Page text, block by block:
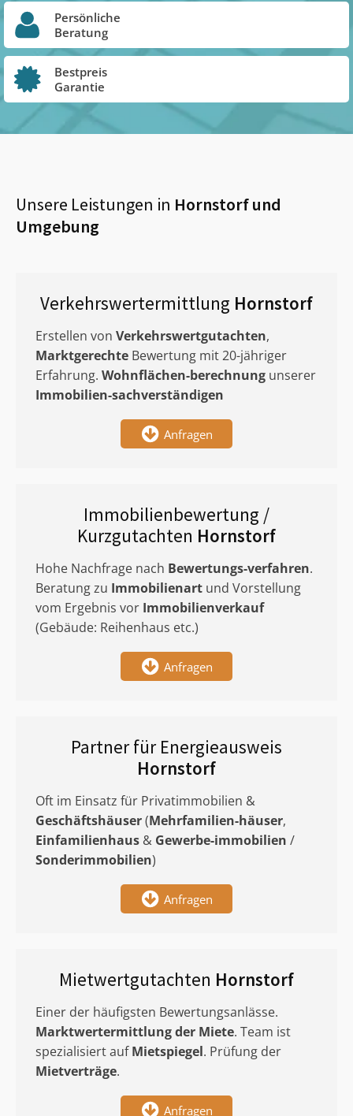
Persönliche
Beratung
Bestpreis
Garantie
Unsere Leistungen in Hornstorfund
Umgebung
Verkehrswertermittlung Hornstorf
Erstellen von Verkehrswertgutachten,
Marktgerechte Bewertung mit 20-jähriger
Erfahrung. Wohnflächen-berechnung unserer
Immobilien-sachverständigen
Anfragen
Immobilienbewertung /
Kurzgutachten Hornstorf
Hohe Nachfrage nach Bewertungs-verfahren.
Beratung zu Immobilienart und Vorstellung
vom Ergebnis vor Immobilienverkauf
(Gebäude: Reihenhaus etc.)
Anfragen
Partner für Energieausweis
Hornstorf
Oft im Einsatz für Privatimmobilien &
Geschäftshäuser(Mehrfamilien-häuser,
Einfamilienhaus & Gewerbe-immobilien /
Sonderimmobilien)
Anfragen
Mietwertgutachten Hornstorf
Einer der häufigsten Bewertungsanlässe.
Marktwertermittlungder Miete. Team ist
spezialisiert aufMietspiegel. Prüfung der
Mietverträge.
Anfragen